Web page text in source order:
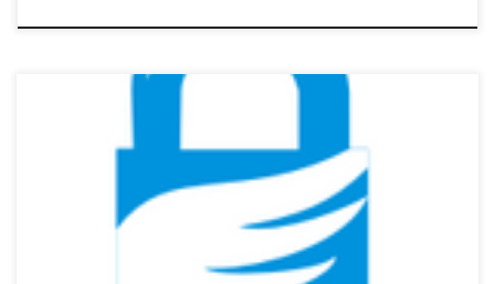
Aprovechando que acaba de entrar en testing la versión
«moderna» de GnuPG os traigo esta entrada sobre los
cambios que introduce la nueva versión. De acuerdo al
mantenedor del paquete en Debian, Daniel K. Gillmore, los
principales cambios son: gpg-agent (paquete gnupg-agent)
será el responsable de manejar toda la información […]